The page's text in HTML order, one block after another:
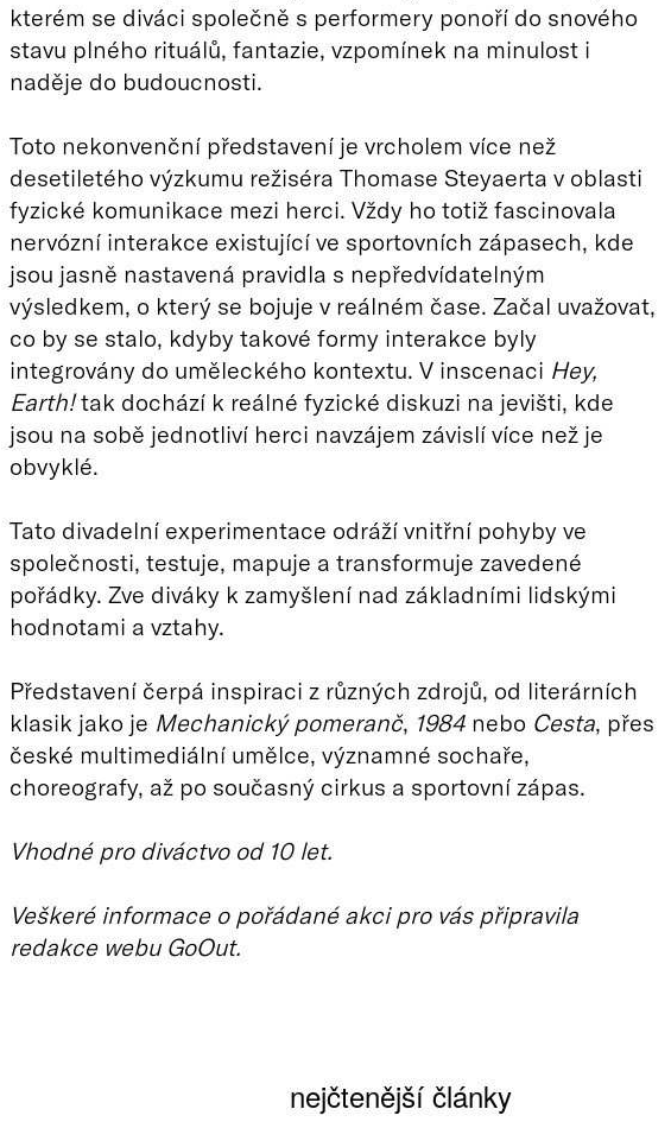
kterém se diváci společně s performery ponoří do snového
stavu plného rituálů, fantazie, vzpomínek na minulost i
naděje do budoucnosti.
Toto nekonvenční představení je vrcholem více než
desetiletého výzkumu režiséra Thomase Steyaerta v oblasti
fyzické komunikace mezi herci. Vždy ho totiž fascinovala
nervózní interakce existující ve sportovních zápasech, kde
jsou jasně nastavená pravidla s nepředvídatelným
výsledkem, o který se bojuje v reálném čase. Začal uvažovat,
co by se stalo, kdyby takové formy interakce byly
integrovány do uměleckého kontextu. V inscenaci Hey,
Earth!tak dochází k reálné fyzické diskuzi na jevišti, kde
jsou na sobě jednotliví herci navzájem závislí více než je
obvyklé.
Tato divadelní experimentace odráží vnitřní pohyby ve
společnosti, testuje, mapuje a transformuje zavedené
pořádky. Zve diváky k zamyšlení nad základními lidskými
hodnotami a vztahy.
Představení čerpá inspiraci z různých zdrojů, od literárních
klasik jako je Mechanický pomeranč, 1984nebo Cesta, přes
české multimediální umělce, významné sochaře,
choreografy, až po současný cirkus a sportovní zápas.
Vhodné pro diváctvo od 10 let.
Veškeré informace o pořádané akci pro vás připravila
redakce webu GoOut.
nejčtenější články